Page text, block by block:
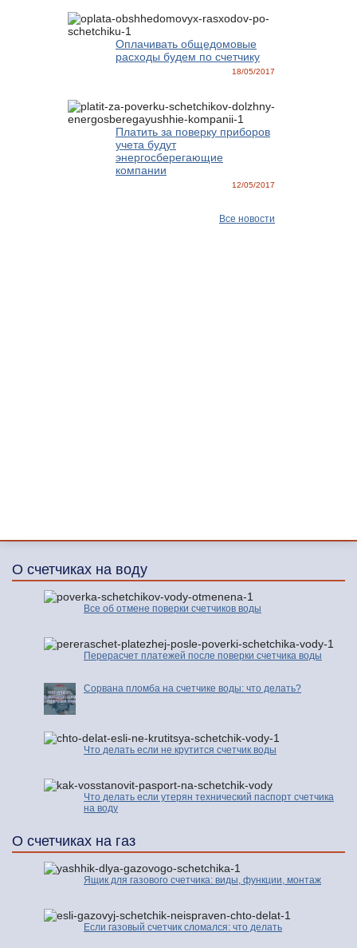
Оплачивать общедомовые
расходы будем по счетчику
18/05/2017
Платить за поверку приборов
учета будут
энергосберегающие
компании
12/05/2017
Все новости
О счетчиках на воду
Все об отмене поверки счетчиков воды
Перерасчет платежей после поверки счетчика воды
Сорвана пломба на счетчике воды: что делать?
Что делать если не крутится счетчик воды
Что делать если утерян технический паспорт счетчика
на воду
О счетчиках на газ
Ящик для газового счетчика: виды, функции, монтаж
Если газовый счетчик сломался: что делать